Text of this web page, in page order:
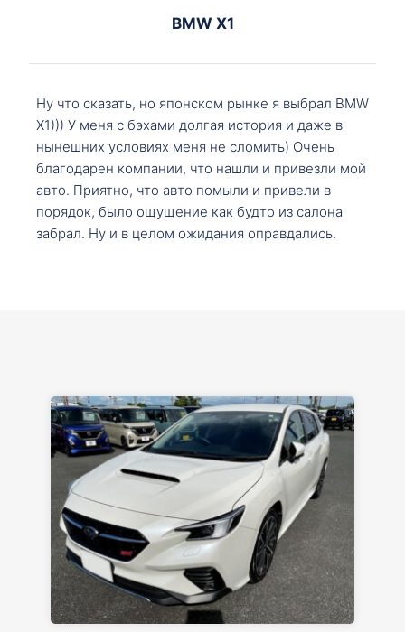
BMW X1
Ну что сказать, но японском рынке я выбрал BMW
X1))) У меня с бэхами долгая история и даже в
нынешних условиях меня не сломить) Очень
благодарен компании, что нашли и привезли мой
авто. Приятно, что авто помыли и привели в
порядок, было ощущение как будто из салона
забрал. Ну и в целом ожидания оправдались.